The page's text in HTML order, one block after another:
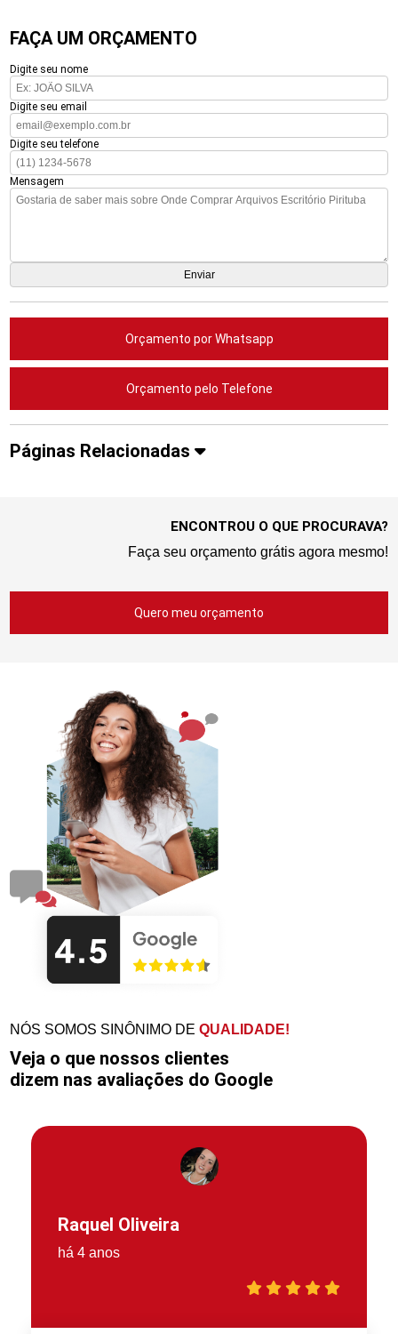
FAÇA UM ORÇAMENTO
Digite seu nome
Digite seu email
Digite seu telefone
Mensagem
Orçamento por Whatsapp
Orçamento pelo Telefone
Páginas Relacionadas
ENCONTROU O QUE PROCURAVA?
Faça seu orçamento grátis agora mesmo!
Quero meu orçamento
NÓS SOMOS SINÔNIMO DEQUALIDADE!
Veja o que nossos clientes
dizem nas avaliações do Google
Raquel Oliveira
há 4 anos